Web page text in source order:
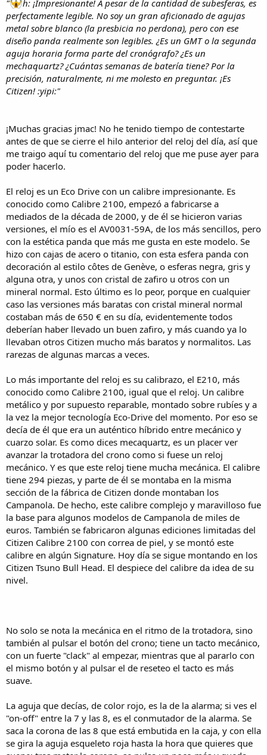
"
h: ¡Impresionante! A pesar de la cantidad de subesferas, es
perfectamente legible. No soy un gran aficionado de agujas
metal sobre blanco (la presbicia no perdona), pero con ese
diseño panda realmente son legibles. ¿Es un GMT o la segunda
aguja horaria forma parte del cronógrafo? ¿Es un
mechaquartz? ¿Cuántas semanas de batería tiene? Por la
precisión, naturalmente, ni me molesto en preguntar. ¡Es
Citizen! :yipi:"
¡Muchas gracias jmac! No he tenido tiempo de contestarte
antes de que se cierre el hilo anterior del reloj del día, así que
me traigo aquí tu comentario del reloj que me puse ayer para
poder hacerlo.
El reloj es un Eco Drive con un calibre impresionante. Es
conocido como Calibre 2100, empezó a fabricarse a
mediados de la década de 2000, y de él se hicieron varias
versiones, el mío es el AV0031-59A, de los más sencillos, pero
con la estética panda que más me gusta en este modelo. Se
hizo con cajas de acero o titanio, con esta esfera panda con
decoración al estilo côtes de Genève, o esferas negra, gris y
alguna otra, y unos con cristal de zafiro u otros con un
mineral normal. Esto último es lo peor, porque en cualquier
caso las versiones más baratas con cristal mineral normal
costaban más de 650 € en su día, evidentemente todos
deberían haber llevado un buen zafiro, y más cuando ya lo
llevaban otros Citizen mucho más baratos y normalitos. Las
rarezas de algunas marcas a veces.
Lo más importante del reloj es su calibrazo, el E210, más
conocido como Calibre 2100, igual que el reloj. Un calibre
metálico y por supuesto reparable, montado sobre rubíes y a
la vez la mejor tecnología Eco-Drive del momento. Por eso se
decía de él que era un auténtico híbrido entre mecánico y
cuarzo solar. Es como dices mecaquartz, es un placer ver
avanzar la trotadora del crono como si fuese un reloj
mecánico. Y es que este reloj tiene mucha mecánica. El calibre
tiene 294 piezas, y parte de él se montaba en la misma
sección de la fábrica de Citizen donde montaban los
Campanola. De hecho, este calibre complejo y maravilloso fue
la base para algunos modelos de Campanola de miles de
euros. También se fabricaron algunas ediciones limitadas del
Citizen Calibre 2100 con correa de piel, y se montó este
calibre en algún Signature. Hoy día se sigue montando en los
Citizen Tsuno Bull Head. El despiece del calibre da idea de su
nivel.
No solo se nota la mecánica en el ritmo de la trotadora, sino
también al pulsar el botón del crono; tiene un tacto mecánico,
con un fuerte "clack" al empezar, mientras que al pararlo con
el mismo botón y al pulsar el de reseteo el tacto es más
suave.
La aguja que decías, de color rojo, es la de la alarma; si ves el
"on-off" entre la 7 y las 8, es el conmutador de la alarma. Se
saca la corona de las 8 que está embutida en la caja, y con ella
se gira la aguja esqueleto roja hasta la hora que quieres que